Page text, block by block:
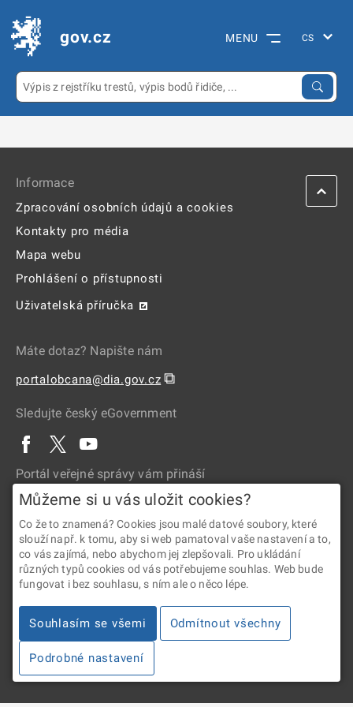
gov.cz MENU
Informace
Zpracování osobních údajů a cookies
Kontakty pro média
Mapa webu
Prohlášení o přístupnosti
Uživatelská příručka
Máte dotaz? Napište nám
portalobcana@dia.gov.cz ⧉
Sledujte český eGovernment
Portál veřejné správy vám přináší
2026 © Digitální a informační agentura • Informace jsou poskytovány
v souladu se zákonem č. 106/1999 Sb., o svobodném přístupu
Verze 4.2.288
Můžeme si u vás uložit cookies?
Co že to znamená? Cookies jsou malé datové soubory, které
slouží např. k tomu, aby si web pamatoval vaše nastavení a to,
co vás zajímá, nebo abychom jej zlepšovali. Pro ukládání
různých typů cookies od vás potřebujeme souhlas. Web bude
fungovat i bez souhlasu, s ním ale o něco lépe.
Souhlasím se všemi Odmítnout všechny
Podrobné nastavení